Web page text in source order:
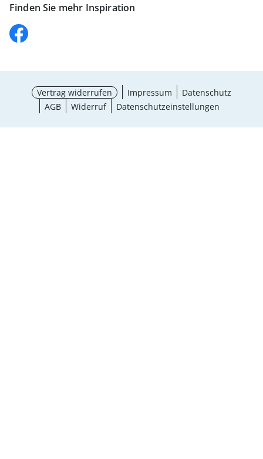
Finden Sie mehr Inspiration
Vertrag widerrufen Impressum
Datenschutz
AGB
Widerruf Datenschutzeinstellungen